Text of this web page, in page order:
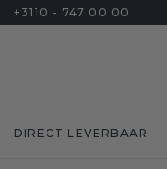
+3110 - 747 00 00
DIRECT LEVERBAAR